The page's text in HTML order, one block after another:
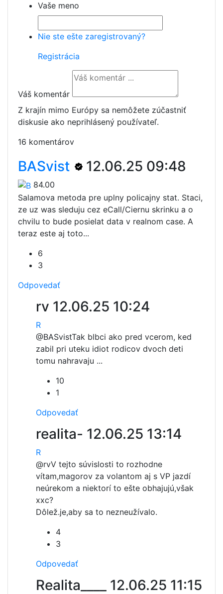
Vaše meno
Nie ste ešte zaregistrovaný?
Registrácia
Váš komentár
Z krajín mimo Európy sa nemôžete zúčastniť
diskusie ako neprihlásený používateľ.
16 komentárov
BASvist 12.06.25 09:48
84.00
Salamova metoda pre uplny policajny stat. Staci,
ze uz was sleduju cez eCall/Ciernu skrinku a o
chvilu to bude posielat data v realnom case. A
teraz este aj toto...
6
3
Odpovedať
rv 12.06.25 10:24
R
@BASvistTak blbci ako pred vcerom, ked
zabil pri uteku idiot rodicov dvoch deti
tomu nahravaju ...
10
1
Odpovedať
realita- 12.06.25 13:14
R
@rvV tejto súvislosti to rozhodne
vítam,magorov za volantom aj s VP jazdí
neúrekom a niektorí to ešte obhajujú,však
xxc?
Dôlež.je,aby sa to nezneužívalo.
4
3
Odpovedať
Realita____ 12.06.25 11:15